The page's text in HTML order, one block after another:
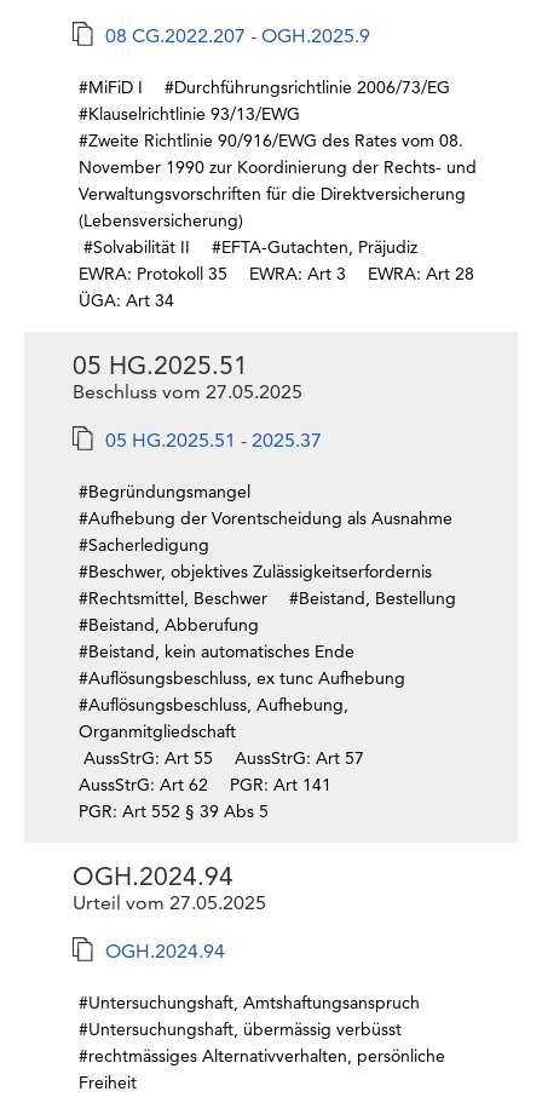
08 CG.2022.207 - OGH.2025.9
#MiFiD I
#Durchführungsrichtlinie 2006/73/EG
#Klauselrichtlinie 93/13/EWG
#Zweite Richtlinie 90/916/EWG des Rates vom 08.
November 1990 zur Koordinierung der Rechts- und
Verwaltungsvorschriften für die Direktversicherung
(Lebensversicherung)
#Solvabilität II
#EFTA-Gutachten, Präjudiz
EWRA: Protokoll 35
EWRA: Art 3
EWRA: Art 28
ÜGA: Art 34
05 HG.2025.51
Beschluss vom 27.05.2025
05 HG.2025.51 - 2025.37
#Begründungsmangel
#Aufhebung der Vorentscheidung als Ausnahme
#Sacherledigung
#Beschwer, objektives Zulässigkeitserfordernis
#Rechtsmittel, Beschwer
#Beistand, Bestellung
#Beistand, Abberufung
#Beistand, kein automatisches Ende
#Auflösungsbeschluss, ex tunc Aufhebung
#Auflösungsbeschluss, Aufhebung,
Organmitgliedschaft
AussStrG: Art 55
AussStrG: Art 57
AussStrG: Art 62
PGR: Art 141
PGR: Art 552 § 39 Abs 5
OGH.2024.94
Urteil vom 27.05.2025
OGH.2024.94
#Untersuchungshaft, Amtshaftungsanspruch
#Untersuchungshaft, übermässig verbüsst
#rechtmässiges Alternativverhalten, persönliche
Freiheit